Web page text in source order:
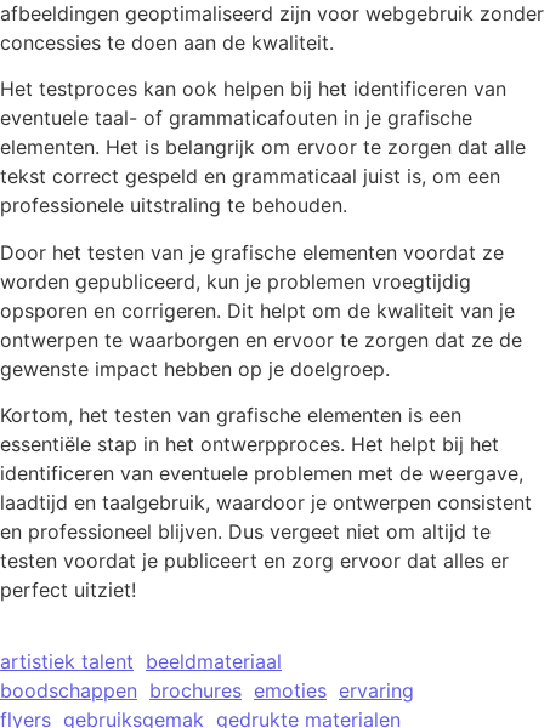
afbeeldingen geoptimaliseerd zijn voor webgebruik zonder
concessies te doen aan de kwaliteit.
Het testproces kan ook helpen bij het identificeren van
eventuele taal- of grammaticafouten in je grafische
elementen. Het is belangrijk om ervoor te zorgen dat alle
tekst correct gespeld en grammaticaal juist is, om een
professionele uitstraling te behouden.
Door het testen van je grafische elementen voordat ze
worden gepubliceerd, kun je problemen vroegtijdig
opsporen en corrigeren. Dit helpt om de kwaliteit van je
ontwerpen te waarborgen en ervoor te zorgen dat ze de
gewenste impact hebben op je doelgroep.
Kortom, het testen van grafische elementen is een
essentiële stap in het ontwerpproces. Het helpt bij het
identificeren van eventuele problemen met de weergave,
laadtijd en taalgebruik, waardoor je ontwerpen consistent
en professioneel blijven. Dus vergeet niet om altijd te
testen voordat je publiceert en zorg ervoor dat alles er
perfect uitziet!
artistiek talent beeldmateriaal
boodschappen brochures emoties ervaring
flyers gebruiksgemak gedrukte materialen